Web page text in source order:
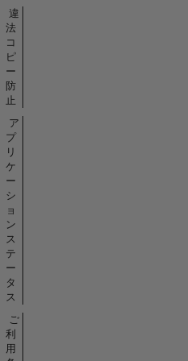
違
法
コ
ピ
ー
防
止
ア
プ
リ
ケ
ー
シ
ョ
ン
ス
テ
ー
タ
ス
ご
利
用